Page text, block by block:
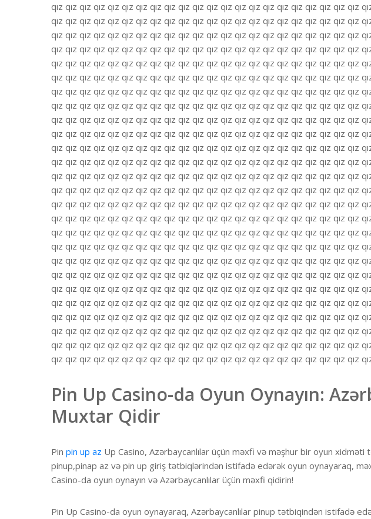
qız qız qız qız qız qız qız qız qız qız qız qız qız qız qız qız qız qız qız qız qız qız
qız qız qız qız qız qız qız qız qız qız qız qız qız qız qız qız qız qız qız qız qız qız
qız qız qız qız qız qız qız qız qız qız qız qız qız qız qız qız qız qız qız qız qız qız
qız qız qız qız qız qız qız qız qız qız qız qız qız qız qız qız qız qız qız qız qız qız
qız qız qız qız qız qız qız qız qız qız qız qız qız qız qız qız qız qız qız qız qız qız
qız qız qız qız qız qız qız qız qız qız qız qız qız qız qız qız qız qız qız qız qız qız
qız qız qız qız qız qız qız qız qız qız qız qız qız qız qız qız qız qız qız qız qız qız
qız qız qız qız qız qız qız qız qız qız qız qız qız qız qız qız qız qız qız qız qız qız
qız qız qız qız qız qız qız qız qız qız qız qız qız qız qız qız qız qız qız qız qız qız
qız qız qız qız qız qız qız qız qız qız qız qız qız qız qız qız qız qız qız qız qız qız
qız qız qız qız qız qız qız qız qız qız qız qız qız qız qız qız qız qız qız qız qız qız
qız qız qız qız qız qız qız qız qız qız qız qız qız qız qız qız qız qız qız qız qız qız
qız qız qız qız qız qız qız qız qız qız qız qız qız qız qız qız qız qız qız qız qız qız
qız qız qız qız qız qız qız qız qız qız qız qız qız qız qız qız qız qız qız qız qız qız
qız qız qız qız qız qız qız qız qız qız qız qız qız qız qız qız qız qız qız qız qız qız
qız qız qız qız qız qız qız qız qız qız qız qız qız qız qız qız qız qız qız qız qız qız
qız qız qız qız qız qız qız qız qız qız qız qız qız qız qız qız qız qız qız qız qız qız
qız qız qız qız qız qız qız qız qız qız qız qız qız qız qız qız qız qız qız qız qız qız
qız qız qız qız qız qız qız qız qız qız qız qız qız qız qız qız qız qız qız qız qız qız
qız qız qız qız qız qız qız qız qız qız qız qız qız qız qız qız qız qız qız qız qız qız
qız qız qız qız qız qız qız qız qız qız qız qız qız qız qız qız qız qız qız qız qız qız
qız qız qız qız qız qız qız qız qız qız qız qız qız qız qız qız qız qız qız qız qız qız
qız qız qız qız qız qız qız qız qız qız qız qız qız qız qız qız qız qız qız qız qız qız
qız qız qız qız qız qız qız qız qız qız qız qız qız qız qız qız qız qız qız qız qız qız
qız qız qız qız qız qız qız qız qız qız qız qız qız qız qız qız qız qız qız qız qız qız
qız qız qız qız qız qız qız qız qız qız qız qız qız qız qız qız qız qız qız qız qız qız
Pin Up Casino-da Oyun Oynayın:
Muxtar Qidir
Pin pin up az Up Casino, Azərbaycanlılar üçün məxfi və məşhur bir oyun
pinup,pinap az və pin up giriş tətbiqlərindən istifadə edərək oyun oynayaraq,
Casino-da oyun oynayın və Azərbaycanlılar üçün məxfi qidirin!
Pin Up Casino-da oyun oynayaraq, Azərbaycanlılar pinup tətbiqindən istifadə